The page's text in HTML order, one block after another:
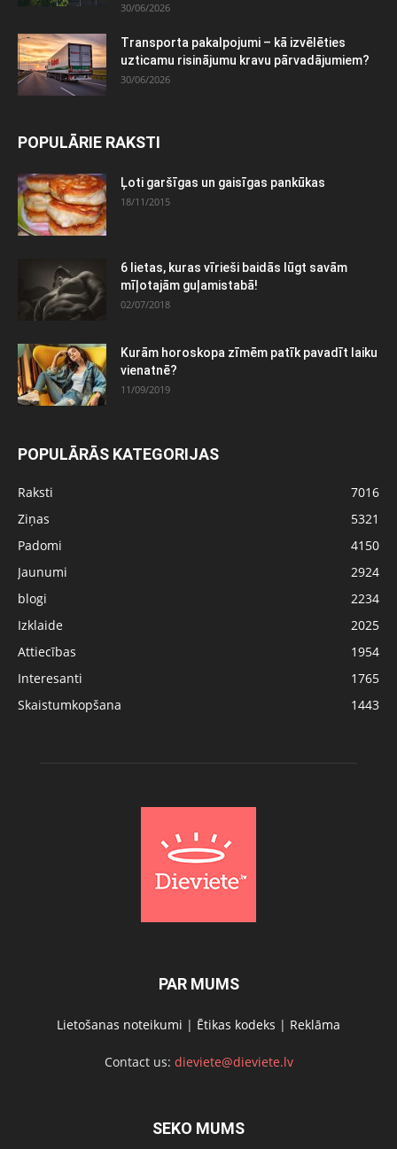
30/06/2026
Transporta pakalpojumi – kā izvēlēties
uzticamu risinājumu kravu pārvadājumiem?
30/06/2026
POPULĀRIE RAKSTI
Ļoti garšīgas un gaisīgas pankūkas
18/11/2015
6 lietas, kuras vīrieši baidās lūgt savām
mīļotajām guļamistabā!
02/07/2018
Kurām horoskopa zīmēm patīk pavadīt laiku
vienatnē?
11/09/2019
POPULĀRĀS KATEGORIJAS
Raksti
7016
Ziņas
5321
Padomi
4150
Jaunumi
2924
blogi
2234
Izklaide
2025
Attiecības
1954
Interesanti
1765
Skaistumkopšana
1443
PAR MUMS
Lietošanas noteikumi | Ētikas kodeks | Reklāma
Contact us: dieviete@dieviete.lv
SEKO MUMS